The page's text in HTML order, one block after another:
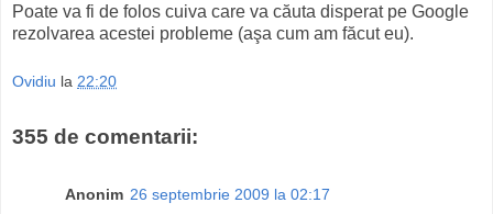
Poate va fi de folos cuiva care va căuta disperat pe Google
rezolvarea acestei probleme (aşa cum am făcut eu).
Ovidiu la 22:20
355 de comentarii:
Anonim 26 septembrie 2009 la 02:17